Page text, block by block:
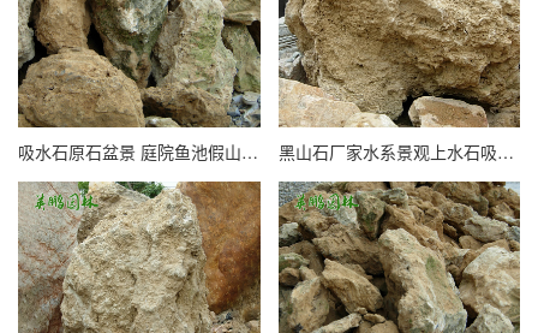
吸水石原石盆景 庭院鱼池假山石头 英鹏石厂天然上水石基地 黑山石厂家水系景观上水石吸水石 园林假山石料盆景造景原石